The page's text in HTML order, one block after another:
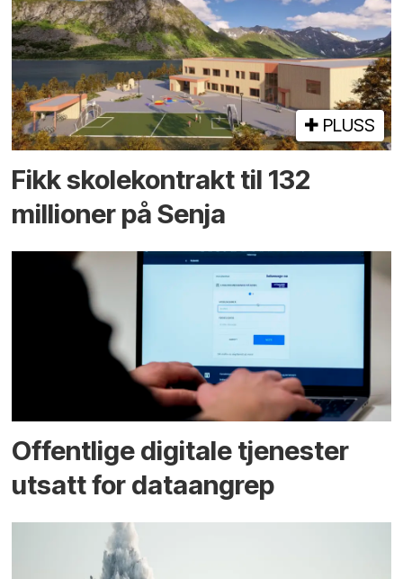
PLUSS
Fikk skole­kontrakt til 132
millioner på Senja
Offentlige digitale tjenester
utsatt for dataangrep